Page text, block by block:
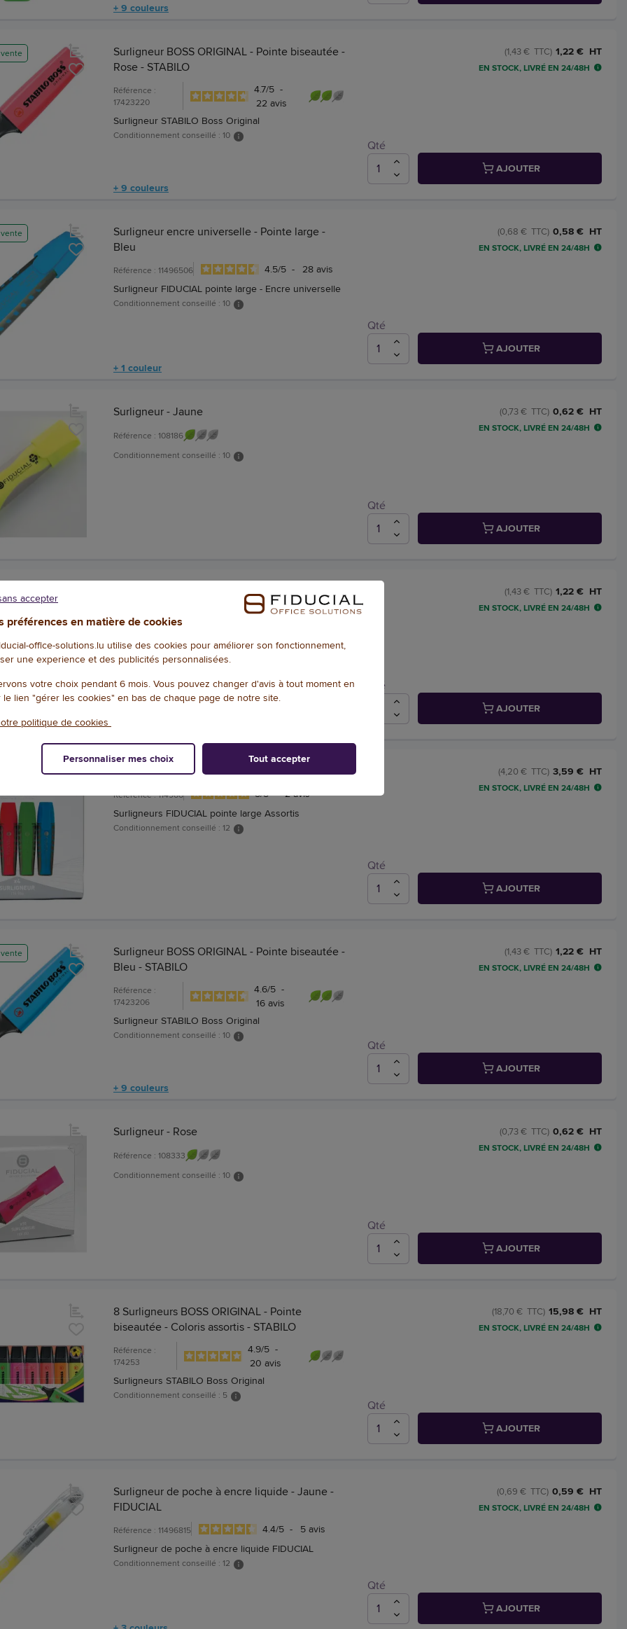
+ 9 couleurs
Surligneur BOSS ORIGINAL - Pointe biseautée -
Rose - STABILO
Référence :
17423220
4.7/5 -
22 avis
Surligneur STABILO Boss Original
Conditionnement conseillé : 10
+ 9 couleurs
1,22 € HT
(1,43 € TTC)
EN STOCK, LIVRÉ EN 24/48H
Qté
AJOUTER
Surligneur encre universelle - Pointe large -
Bleu
Référence : 11496506 4.5/5 - 28 avis
Surligneur FIDUCIAL pointe large - Encre universelle
Conditionnement conseillé : 10
+ 1 couleur
0,58 € HT
(0,68 € TTC)
EN STOCK, LIVRÉ EN 24/48H
Qté
AJOUTER
Surligneur - Jaune
Référence : 108186
Conditionnement conseillé : 10
0,62 € HT
(0,73 € TTC)
EN STOCK, LIVRÉ EN 24/48H
Qté
AJOUTER
Surligneur BOSS ORIGINAL - Pointe biseautée -
17423218
20avis
Surligneur STABILO Boss Original
1,22 € HT
(1,43 € TTC)
EN STOCK, LIVRÉ EN 24/48H
Qté
AJOUTER
4 Surligneurs colorés - Fiducial
Référence : 114966 5/5- 2avis
Surligneurs FIDUCIAL pointe large Assortis
Conditionnement conseillé : 12
3,59 € HT
(4,20 € TTC)
EN STOCK, LIVRÉ EN 24/48H
Qté
AJOUTER
Surligneur BOSS ORIGINAL - Pointe biseautée -
Bleu - STABILO
Référence :
17423206
4.6/5 -
16avis
Surligneur STABILO Boss Original
Conditionnement conseillé : 10
+ 9 couleurs
1,22 € HT
(1,43 € TTC)
EN STOCK, LIVRÉ EN 24/48H
Qté
AJOUTER
Surligneur - Rose
Référence : 108333
Conditionnement conseillé : 10
0,62 € HT
(0,73 € TTC)
EN STOCK, LIVRÉ EN 24/48H
Qté
AJOUTER
8 Surligneurs BOSS ORIGINAL - Pointe
biseautée - Coloris assortis - STABILO
Référence :
174253
4.9/5 -
20avis
Surligneurs STABILO Boss Original
Conditionnement conseillé : 5
15,98 € HT
(18,70 € TTC)
EN STOCK, LIVRÉ EN 24/48H
Qté
AJOUTER
Surligneur de poche à encre liquide - Jaune -
FIDUCIAL
Référence : 11496815 4.4/5 - 5 avis
Surligneur de poche à encre liquide FIDUCIAL
Conditionnement conseillé : 12
0,59 € HT
(0,69 € TTC)
EN STOCK, LIVRÉ EN 24/48H
Qté
AJOUTER
préférences en matière de cookies
office-solutions.lu utilise des cookies pour améliorer son fonctionnement,
une experience et des publicités personnalisées.
votre choix pendant 6 mois. Vous pouvez changer d'avis à tout moment en
le lien "gérer les cookies" en bas de chaque page de notre site.
politique de cookies
accepter
Personnaliser mes choix Tout accepter